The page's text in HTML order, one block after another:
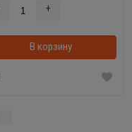
В корзинке
+
В корзину